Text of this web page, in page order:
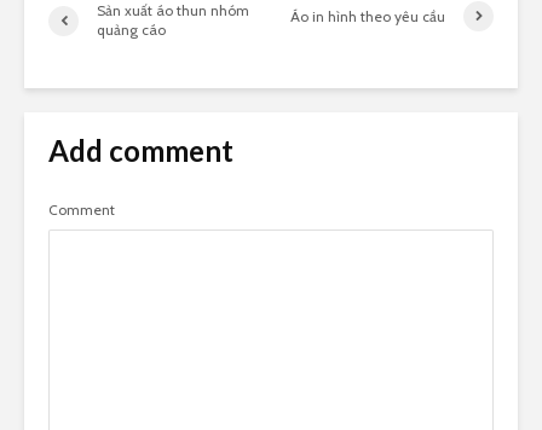
Sản xuất áo thun nhóm
quảng cáo
Áo in hình theo yêu cầu
Add comment
Comment